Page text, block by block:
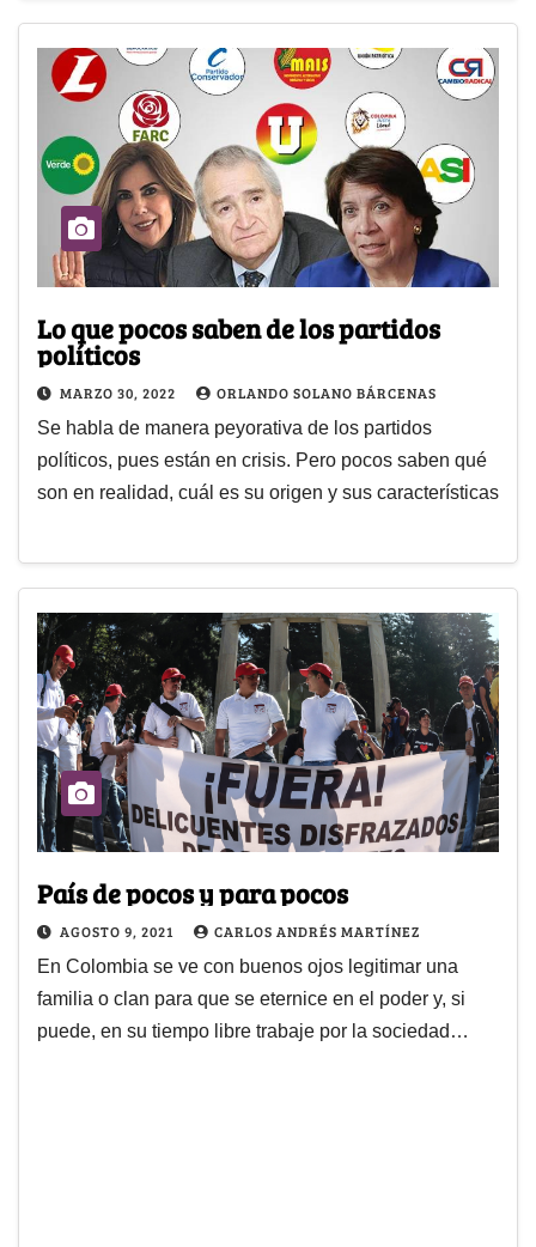
Lo que pocos saben de los partidos
políticos
MARZO 30, 2022 ORLANDO SOLANO BÁRCENAS
Se habla de manera peyorativa de los partidos
políticos, pues están en crisis. Pero pocos saben qué
son en realidad, cuál es su origen y sus características
País de pocos y para pocos
AGOSTO 9, 2021 CARLOS ANDRÉS MARTÍNEZ
En Colombia se ve con buenos ojos legitimar una
familia o clan para que se eternice en el poder y, si
puede, en su tiempo libre trabaje por la sociedad…